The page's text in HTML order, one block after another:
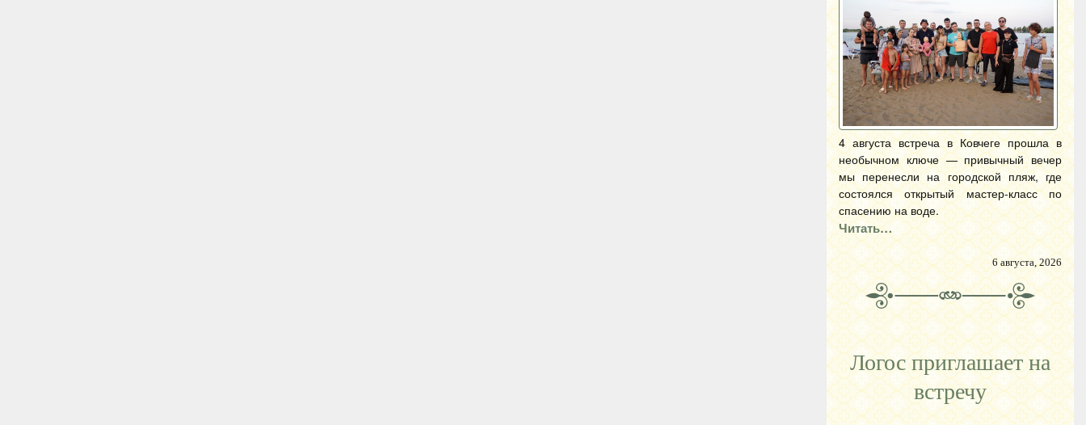
4 августа встреча в Ковчеге прошла в
необычном ключе — привычный вечер
мы перенесли на городской пляж, где
состоялся открытый мастер-класс по
спасению на воде.
Читать…
6 августа, 2026
Логос приглашает на
встречу